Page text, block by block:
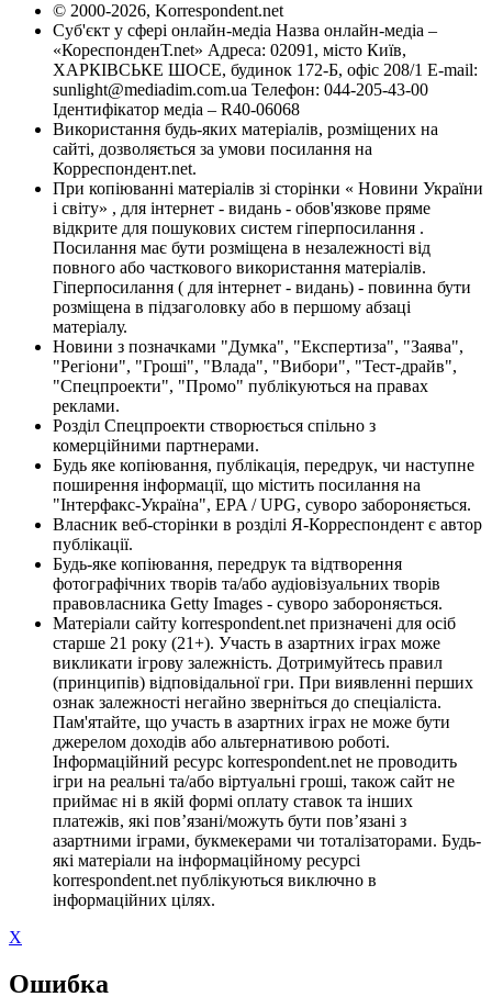
© 2000-2026, Korrespondent.net
Суб'єкт у сфері онлайн-медіа Назва онлайн-медіа –
«КореспонденТ.net» Адреса: 02091, місто Київ,
ХАРКІВСЬКЕ ШОСЕ, будинок 172-Б, офіс 208/1 E-mail:
sunlight@mediadim.com.ua Телефон: 044-205-43-00
Ідентифікатор медіа – R40-06068
Використання будь-яких матеріалів, розміщених на
сайті, дозволяється за умови посилання на
Корреспондент.net.
При копіюванні матеріалів зі сторінки « Новини України
і світу» , для інтернет - видань - обов'язкове пряме
відкрите для пошукових систем гіперпосилання .
Посилання має бути розміщена в незалежності від
повного або часткового використання матеріалів.
Гіперпосилання ( для інтернет - видань) - повинна бути
розміщена в підзаголовку або в першому абзаці
матеріалу.
Новини з позначками "Думка", "Експертиза", "Заява",
"Регіони", "Гроші", "Влада", "Вибори", "Тест-драйв",
"Спецпроекти", "Промо" публікуються на правах
реклами.
Розділ Спецпроекти створюється спільно з
комерційними партнерами.
Будь яке копіювання, публікація, передрук, чи наступне
поширення інформації, що містить посилання на
"Інтерфакс-Україна", EPA / UPG, суворо забороняється.
Власник веб-сторінки в розділі Я-Корреспондент є автор
публікації.
Будь-яке копіювання, передрук та відтворення
фотографічних творів та/або аудіовізуальних творів
правовласника Getty Images - суворо забороняється.
Матеріали сайту korrespondent.net призначені для осіб
старше 21 року (21+). Участь в азартних іграх може
викликати ігрову залежність. Дотримуйтесь правил
(принципів) відповідальної гри. При виявленні перших
ознак залежності негайно зверніться до спеціаліста.
Пам'ятайте, що участь в азартних іграх не може бути
джерелом доходів або альтернативою роботі.
Інформаційний ресурс korrespondent.net не проводить
ігри на реальні та/або віртуальні гроші, також сайт не
приймає ні в якій формі оплату ставок та інших
платежів, які пов’язані/можуть бути пов’язані з
азартними іграми, букмекерами чи тоталізаторами. Будь-
які матеріали на інформаційному ресурсі
korrespondent.net публікуються виключно в
інформаційних цілях.
X
Ошибка